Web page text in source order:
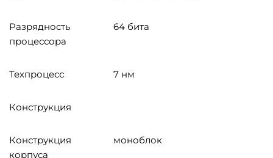
Разрядность
процессора
64 бита
Техпроцесс 7 нм
Конструкция
Конструкция
корпуса
моноблок